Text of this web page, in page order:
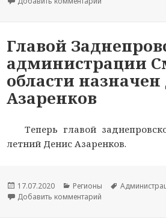
Главой
администрации
области
Азаренков
Теперь главой
летний Денис Азаренков.
Опубликовано
17.07.2020 Рубрики
Регионы Метки
Добавить комментарий